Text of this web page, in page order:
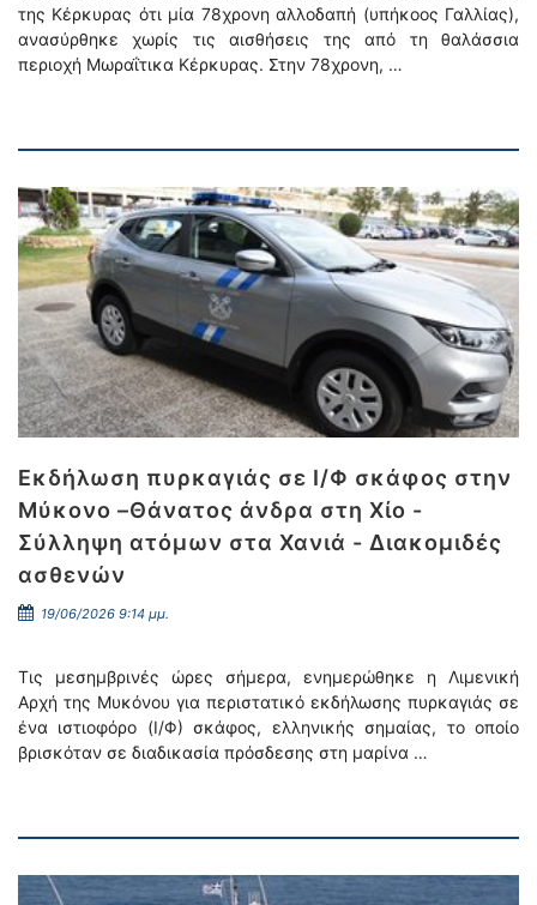
της Κέρκυρας ότι μία 78χρονη αλλοδαπή (υπήκοος Γαλλίας),
ανασύρθηκε χωρίς τις αισθήσεις της από τη θαλάσσια
περιοχή Μωραΐτικα Κέρκυρας. Στην 78χρονη, …
Εκδήλωση πυρκαγιάς σε Ι/Φ σκάφος στην
Μύκονο –Θάνατος άνδρα στη Χίο -
Σύλληψη ατόμων στα Χανιά - Διακομιδές
ασθενών
19/06/2026 9:14 μμ.
Τις μεσημβρινές ώρες σήμερα, ενημερώθηκε η Λιμενική
Αρχή της Μυκόνου για περιστατικό εκδήλωσης πυρκαγιάς σε
ένα ιστιοφόρο (Ι/Φ) σκάφος, ελληνικής σημαίας, το οποίο
βρισκόταν σε διαδικασία πρόσδεσης στη μαρίνα …